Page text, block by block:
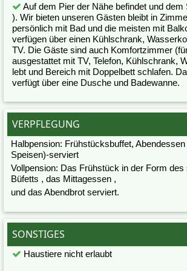
Auf dem Pier der Nähe befindet und dem
). Wir bieten unseren Gästen bleibt in
persönlich mit Bad und die meisten mit
verfügen über einen Kühlschrank,
TV. Die Gäste sind auch Komfortzimmer
ausgestattet mit TV, Telefon, Kühlschrank,
lebt und Bereich mit Doppelbett schlafen.
verfügt über eine Dusche und Badewanne.
VERPFLEGUNG
Halbpension: Frühstücksbuffet,
Speisen)-serviert
Vollpension: Das Frühstück in der Form
Büfetts , das Mittagessen ,
und das Abendbrot serviert.
SONSTIGES
Haustiere nicht erlaubt